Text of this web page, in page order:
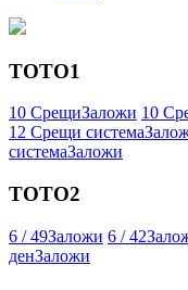
ТОТО1
10 СрещиЗаложи 10
12 Срещи система
системаЗаложи
ТОТО2
6 / 49Заложи 6 / 42
денЗаложи